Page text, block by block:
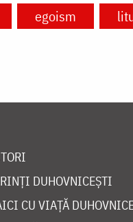
egoism
DUHOVNICEȘTI
CU VIAȚĂ